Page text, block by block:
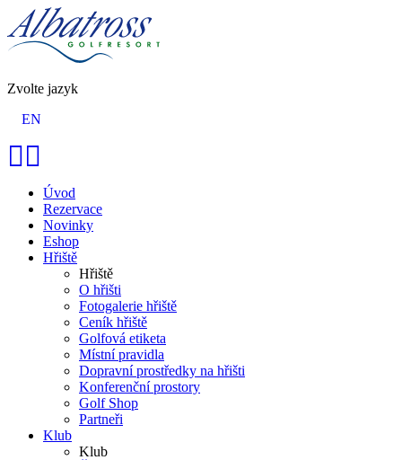
Zvolte jazyk
EN
Úvod
Rezervace
Novinky
Eshop
Hřiště
Hřiště
O hřišti
Fotogalerie hřiště
Ceník hřiště
Golfová etiketa
Místní pravidla
Dopravní prostředky na hřišti
Konferenční prostory
Golf Shop
Partneři
Klub
Klub